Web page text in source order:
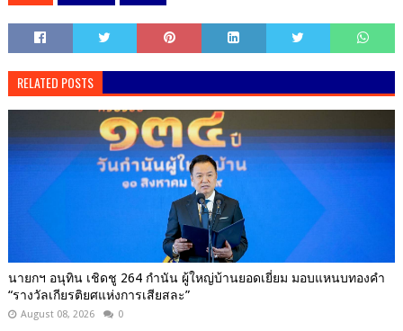
RELATED POSTS
นายกฯ อนุทิน เชิดชู 264 กำนัน ผู้ใหญ่บ้านยอดเยี่ยม มอบแหนบทองคำ
“รางวัลเกียรติยศแห่งการเสียสละ”
August 08, 2026 0